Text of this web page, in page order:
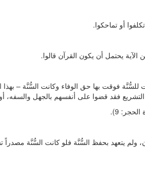
أو تماحكوا.
يحتمل أن يكون القرآن قالوا.
للسُّنَّة فوقت بها حق الوفاء وكانت السُّنَّة – بهذا
فقد قضوا على أنفسهم بالجهل والسفه، أو
9).
ولم يتعهد بحفظ السُّنَّة فلو كانت السُّنَّة مصدراً